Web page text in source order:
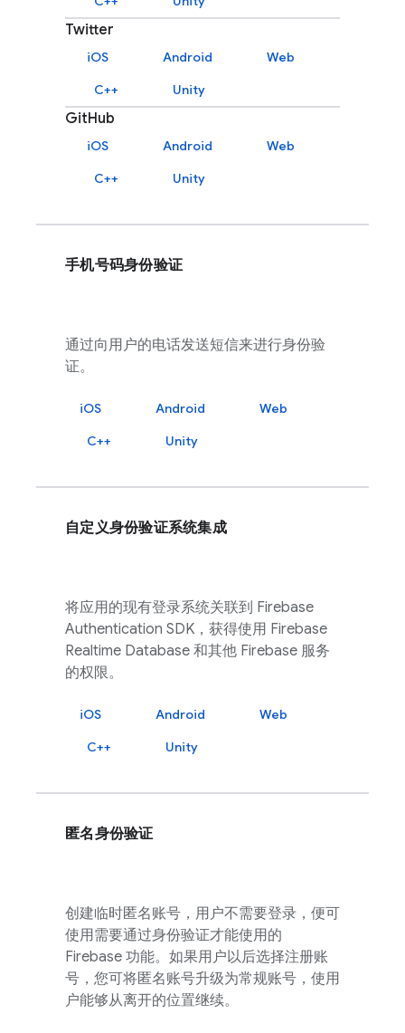
Twitter
iOS Android
Web
C++
Unity
GitHub
iOS Android
Web
C++
Unity
手机号码身份验证
通过向用户的电话发送短信来进行身份验
证。
iOS Android
Web
C++
Unity
自定义身份验证系统集成
将应用的现有登录系统关联到 Firebase
Authentication SDK，获得使用 Firebase
Realtime Database 和其他 Firebase 服务
的权限。
iOS Android
Web
C++
Unity
匿名身份验证
创建临时匿名账号，用户不需要登录，便可
使用需要通过身份验证才能使用的
Firebase 功能。如果用户以后选择注册账
号，您可将匿名账号升级为常规账号，使用
户能够从离开的位置继续。